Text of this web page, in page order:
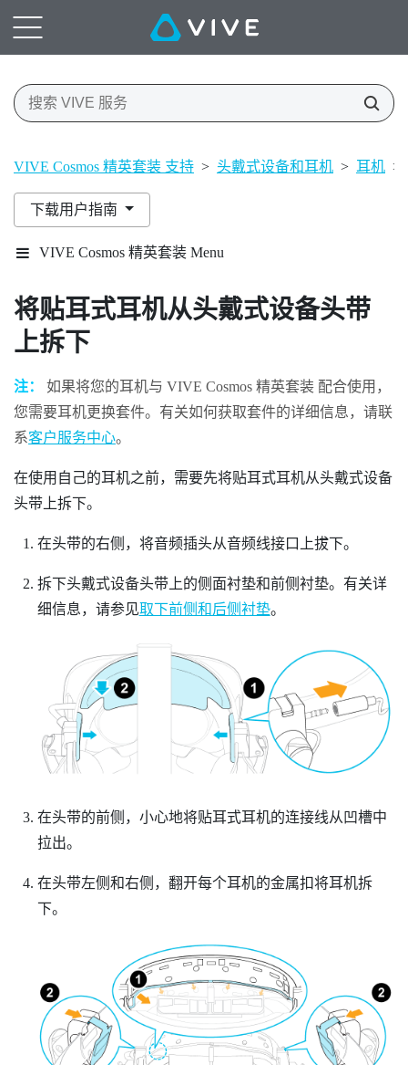
VIVE Cosmos 精英套装 支持 > 头戴式设备和耳机 > 耳机 >
下载用户指南
VIVE Cosmos 精英套装 Menu
将贴耳式耳机从头戴式设备头带
上拆下
注： 如果将您的耳机与 VIVE Cosmos 精英套装 配合使用，
您需要耳机更换套件。有关如何获取套件的详细信息，请联
系客户服务中心。
在使用自己的耳机之前，需要先将贴耳式耳机从头戴式设备
头带上拆下。
在头带的右侧，将音频插头从音频线接口上拔下。
拆下头戴式设备头带上的侧面衬垫和前侧衬垫。有关详
细信息，请参见取下前侧和后侧衬垫。
在头带的前侧，小心地将贴耳式耳机的连接线从凹槽中
拉出。
在头带左侧和右侧，翻开每个耳机的金属扣将耳机拆
下。